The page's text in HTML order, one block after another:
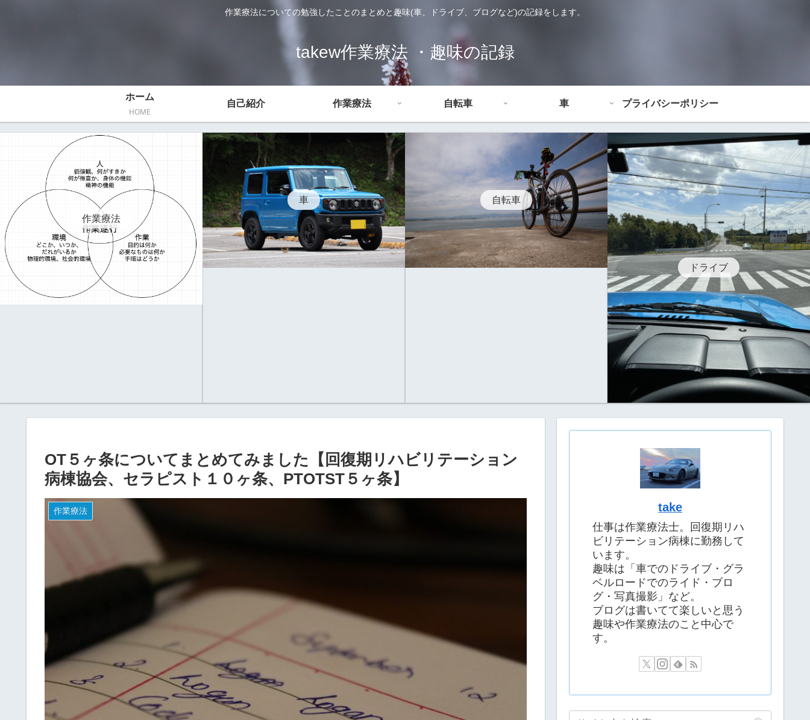
作業療法についての勉強したことのまとめと趣味(車、ドライブ、ブログなど)の記録をします。
takew作業療法 ・趣味の記録
ホーム
HOME
自己紹介 作業療法 自転車 車 プライバシーポリシー
作業療法
車 自転車
ドライブ
OT５ヶ条についてまとめてみました【回復期リハビリテーション
病棟協会、セラピスト１０ヶ条、PTOTST５ヶ条】
作業療法 take
仕事は作業療法士。回復期リハ
ビリテーション病棟に勤務して
います。
趣味は「車でのドライブ・グラ
ベルロードでのライド・ブロ
グ・写真撮影」など。
ブログは書いてて楽しいと思う
趣味や作業療法のこと中心で
す。